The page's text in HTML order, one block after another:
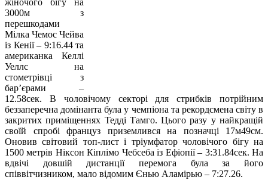
3000м з
перешкодами
Мілка Чемос Чейва
із Кенії – 9:16.44 та
американка Келлі
Уеллс на
стометрівці з
бар’єрами –
12.58сек. В чоловічому секторі для стрибків потрійним
беззаперечна домінанта була у чемпіона та рекордсмена світу в
закритих приміщеннях Тедді Тамго. Цього разу у найкращій
своїй спробі француз приземлився на позначці 17м49см.
Оновив світовий топ-лист і тріумфатор чоловічого бігу на
1500 метрів Ніксон Кіплімо Чебсеба із Ефіопії – 3:31.84сек. На
вдвічі довшій дистанції перемога була за його
співвітчизником, мало відомим Єнью Аламірью – 7:27.26.